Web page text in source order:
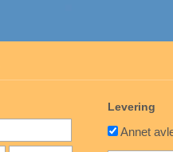
Levering
Annet